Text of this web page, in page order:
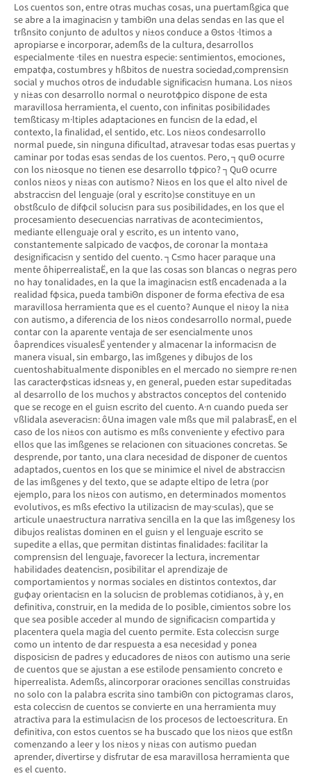
Los cuentos son, entre otras muchas cosas, una puertamßgica que
se abre a la imaginaci≤n y tambiΘn una delas sendas en las que el
trßnsito conjunto de adultos y ni±os conduce a Θstos ·ltimos a
apropiarse e incorporar, ademßs de la cultura, desarrollos
especialmente ·tiles en nuestra especie: sentimientos, emociones,
empatφa, costumbres y hßbitos de nuestra sociedad,comprensi≤n
social y muchos otros de indudable significaci≤n humana. Los ni±os
y ni±as con desarrollo normal o neurotφpico dispone de esta
maravillosa herramienta, el cuento, con infinitas posibilidades
temßticasy m·ltiples adaptaciones en funci≤n de la edad, el
contexto, la finalidad, el sentido, etc. Los ni±os condesarrollo
normal puede, sin ninguna dificultad, atravesar todas esas puertas y
caminar por todas esas sendas de los cuentos. Pero, ┐quΘ ocurre
con los ni±osque no tienen ese desarrollo tφpico? ┐QuΘ ocurre
conlos ni±os y ni±as con autismo? Ni±os en los que el alto nivel de
abstracci≤n del lenguaje (oral y escrito)se constituye en un
obstßculo de difφcil soluci≤n para sus posibilidades, en los que el
procesamiento desecuencias narrativas de acontecimientos,
mediante ellenguaje oral y escrito, es un intento vano,
constantemente salpicado de vacφos, de coronar la monta±a
designificaci≤n y sentido del cuento. ┐C≤mo hacer paraque una
mente ôhiperrealistaË, en la que las cosas son blancas o negras pero
no hay tonalidades, en la que la imaginaci≤n estß encadenada a la
realidad fφsica, pueda tambiΘn disponer de forma efectiva de esa
maravillosa herramienta que es el cuento? Aunque el ni±oy la ni±a
con autismo, a diferencia de los ni±os condesarrollo normal, puede
contar con la aparente ventaja de ser esencialmente unos
ôaprendices visualesË yentender y almacenar la informaci≤n de
manera visual, sin embargo, las imßgenes y dibujos de los
cuentoshabitualmente disponibles en el mercado no siempre re·nen
las caracterφsticas id≤neas y, en general, pueden estar supeditadas
al desarrollo de los muchos y abstractos conceptos del contenido
que se recoge en el gui≤n escrito del cuento. A·n cuando pueda ser
vßlidala aseveraci≤n: ôUna imagen vale mßs que mil palabrasË, en el
caso de los ni±os con autismo es mßs conveniente y efectivo para
ellos que las imßgenes se relacionen con situaciones concretas. Se
desprende, por tanto, una clara necesidad de disponer de cuentos
adaptados, cuentos en los que se minimice el nivel de abstracci≤n
de las imßgenes y del texto, que se adapte eltipo de letra (por
ejemplo, para los ni±os con autismo, en determinados momentos
evolutivos, es mßs efectivo la utilizaci≤n de may·sculas), que se
articule unaestructura narrativa sencilla en la que las imßgenesy los
dibujos realistas dominen en el gui≤n y el lenguaje escrito se
supedite a ellas, que permitan distintas finalidades: facilitar la
comprensi≤n del lenguaje, favorecer la lectura, incrementar
habilidades deatenci≤n, posibilitar el aprendizaje de
comportamientos y normas sociales en distintos contextos, dar
guφay orientaci≤n en la soluci≤n de problemas cotidianos, à y, en
definitiva, construir, en la medida de lo posible, cimientos sobre los
que sea posible acceder al mundo de significaci≤n compartida y
placentera quela magia del cuento permite. Esta colecci≤n surge
como un intento de dar respuesta a esa necesidad y ponea
disposici≤n de padres y educadores de ni±os con autismo una serie
de cuentos que se ajustan a ese estilode pensamiento concreto e
hiperrealista. Ademßs, alincorporar oraciones sencillas construidas
no solo con la palabra escrita sino tambiΘn con pictogramas claros,
esta colecci≤n de cuentos se convierte en una herramienta muy
atractiva para la estimulaci≤n de los procesos de lectoescritura. En
definitiva, con estos cuentos se ha buscado que los ni±os que estßn
comenzando a leer y los ni±os y ni±as con autismo puedan
aprender, divertirse y disfrutar de esa maravillosa herramienta que
es el cuento.